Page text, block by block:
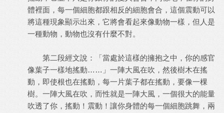
體裡面，每一個細胞都跟相反的細胞會合，這個震動可以
將這種現象顯示出來，它將會看起來像動物一樣，但人是
一種動物，動物也沒有什麼不對。
第二段經文說：「當處於這樣的擁抱之中，你的感官
像葉子一樣地搖動……」一陣大風在吹，然後樹木在搖
動，即使根也在搖動，每一片葉子都在搖動，要像一棵
樹。一陣大風在吹，而性就是一陣大風，一個很大的能量
吹透了你，搖動！震動！讓你身體的每一個細胞跳舞，兩